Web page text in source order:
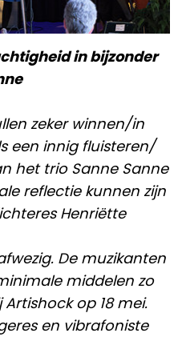
in bijzonder
zeker winnen/in
een innig fluisteren/
het trio Sanne Sanne
reflectie kunnen zijn
Henriëtte
De muzikanten
middelen zo
op 18 mei.
en vibrafoniste